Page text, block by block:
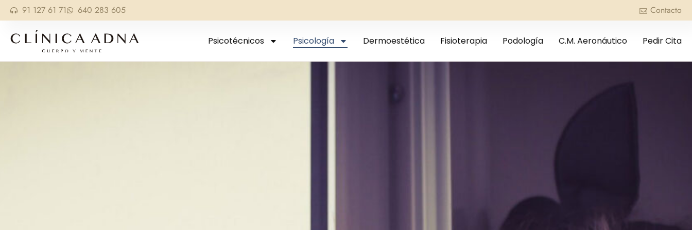
91 127 61 71 640 283 605 Contacto
Psicotécnicos Psicología Dermoestética Fisioterapia Podología C.M. Aeronáutico Pedir Cita